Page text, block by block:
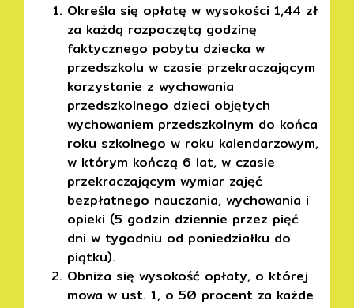
Określa się opłatę w wysokości 1,44 zł
za każdą rozpoczętą godzinę
faktycznego pobytu dziecka w
przedszkolu w czasie przekraczającym
korzystanie z wychowania
przedszkolnego dzieci objętych
wychowaniem przedszkolnym do końca
roku szkolnego w roku kalendarzowym,
w którym kończą 6 lat, w czasie
przekraczającym wymiar zajęć
bezpłatnego nauczania, wychowania i
opieki (5 godzin dziennie przez pięć
dni w tygodniu od poniedziałku do
piątku).
Obniża się wysokość opłaty, o której
mowa w ust. 1, o 50 procent za każde